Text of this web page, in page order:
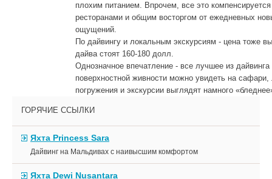
ГОРЯЧИЕ ССЫЛКИ
Яхта Princess Sara
Дайвинг на Мальдивах с наивысшим комфортом
Яхта Dewi Nusantara
плохим питанием. Впрочем, все это
ресторанами и общим восторгом от ежедневных
ощущений.
По дайвингу и локальным экскурсиям - цена тоже
дайва стоят 160-180 долл.
Однозначное впечатление - все лучшее из дайвинга
поверхностной живности можно увидеть на
погружения и экскурсии выглядят намного